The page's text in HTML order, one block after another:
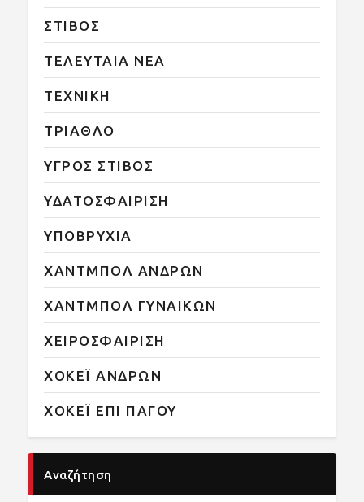
ΣΤΙΒΟΣ
ΤΕΛΕΥΤΑΙΑ ΝΕΑ
ΤΕΧΝΙΚΗ
ΤΡΙΑΘΛΟ
ΥΓΡΟΣ ΣΤΙΒΟΣ
ΥΔΑΤΟΣΦΑΙΡΙΣΗ
ΥΠΟΒΡΥΧΙΑ
ΧΑΝΤΜΠΟΛ ΑΝΔΡΩΝ
ΧΑΝΤΜΠΟΛ ΓΥΝΑΙΚΩΝ
ΧΕΙΡΟΣΦΑΙΡΙΣΗ
ΧΟΚΕΪ ΑΝΔΡΩΝ
ΧΟΚΕΪ ΕΠΙ ΠΑΓΟΥ
Αναζήτηση